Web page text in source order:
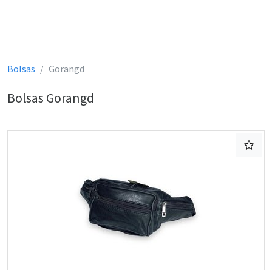
Bolsas Gorangd
Bolsas Gorangd